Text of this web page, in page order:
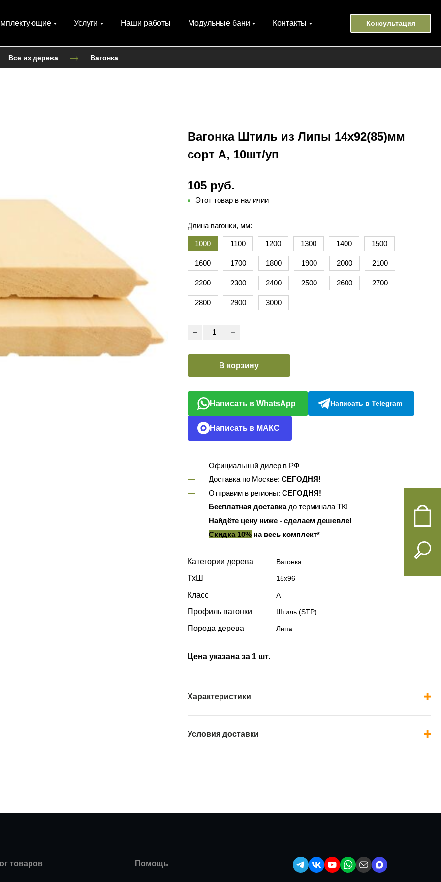
Услуги Наши работы Модульные бани Контакты Консультация
Все из дерева Вагонка
Вагонка Штиль из Липы 14х92(85)мм
сорт А, 10шт/уп
105 руб.
Этот товар в наличии
Длина вагонки, мм:
1000 1100 1200 1300 1400 1500
1600 1700 1800 1900 2000 2100
2200 2300 2400 2500 2600 2700
2800 2900 3000
В корзину
Написать в WhatsApp Написать в Telegram
Написать в МАКС
Официальный дилер в РФ
Доставка по Москве: СЕГОДНЯ!
Отправим в регионы: СЕГОДНЯ!
Бесплатная доставкадо терминала ТК!
Найдёте цену ниже - сделаем дешевле!
Скидка 10%на весь комплект*
Категории дерева Вагонка
ТхШ 15х96
Класс А
Профиль вагонки Штиль (STP)
Порода дерева Липа
Цена указана за 1 шт.
Характеристики
Условия доставки
товаров Помощь